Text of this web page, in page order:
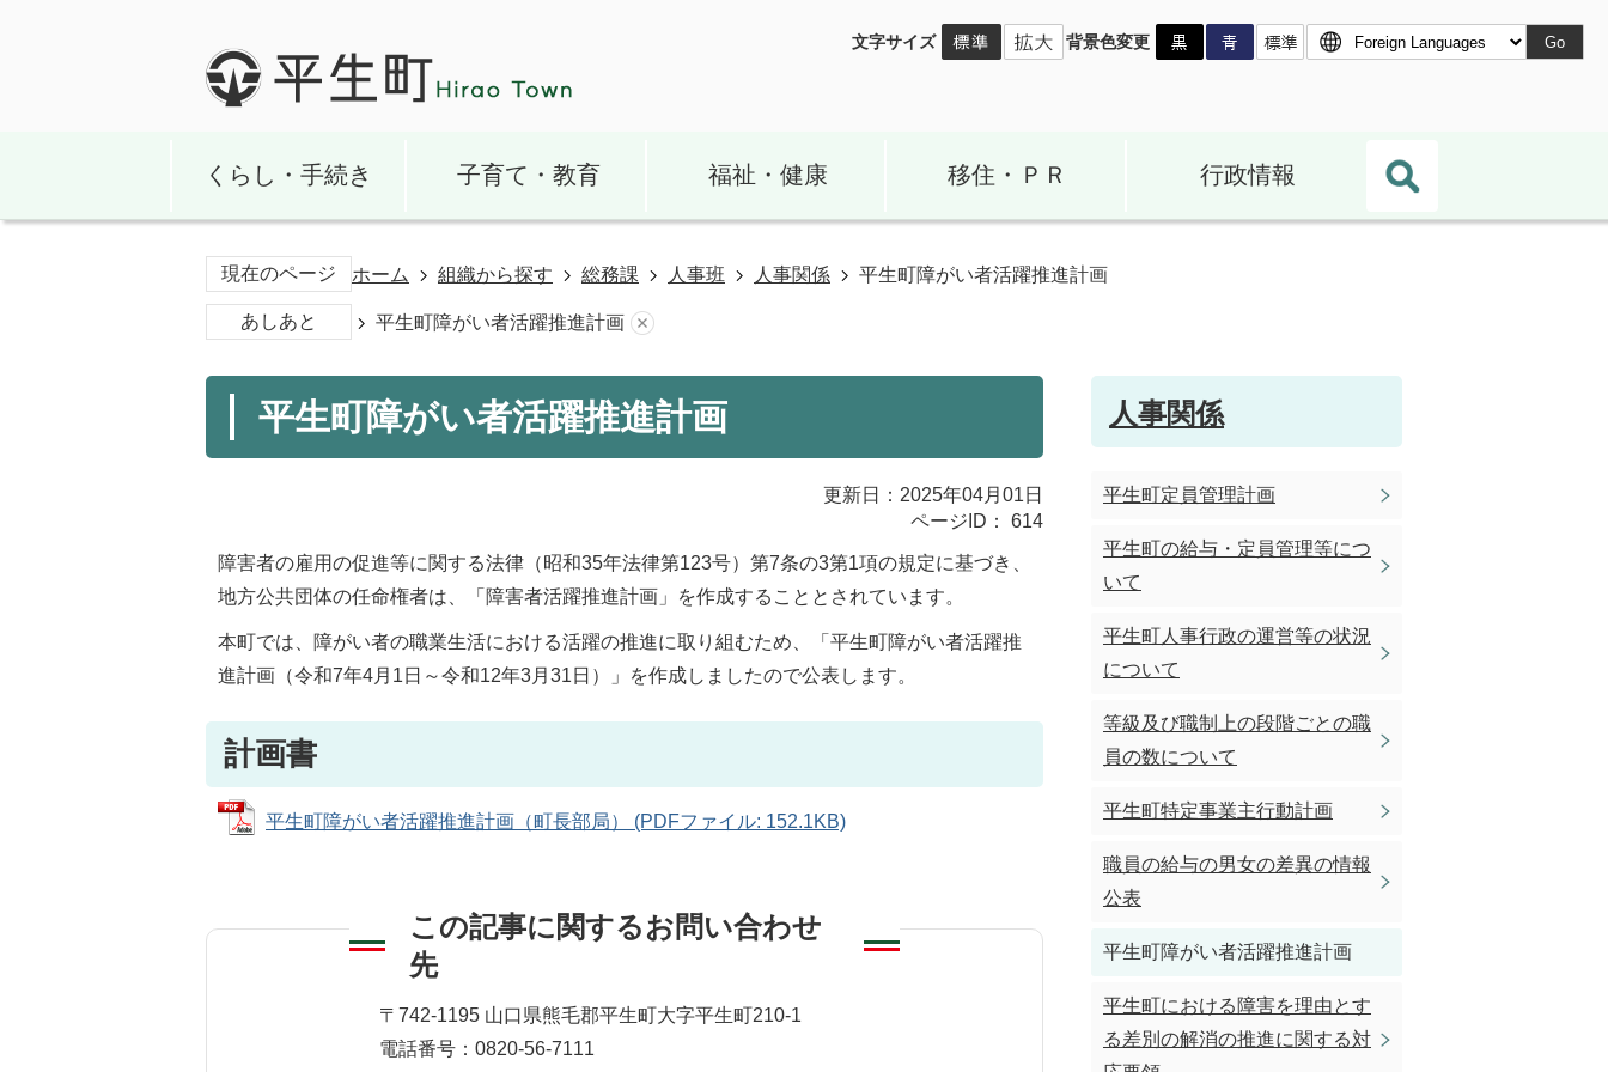
文字サイズ 背景色変更 Go
くらし・手続き 子育て・教育 福祉・健康 移住・ＰＲ 行政情報
現在のページ ホーム 組織から探す 総務課 人事班 人事関係 平生町障がい者活躍推進計画
あしあと 平生町障がい者活躍推進計画
平生町障がい者活躍推進計画
更新日：2025年04月01日
ページID：
614
障害者の雇用の促進等に関する法律（昭和35年法律第123号）第7条の3第1項の規定に基づき、
地方公共団体の任命権者は、「障害者活躍推進計画」を作成することとされています。
本町では、障がい者の職業生活における活躍の推進に取り組むため、「平生町障がい者活躍推
進計画（令和7年4月1日～令和12年3月31日）」を作成しましたので公表します。
計画書
平生町障がい者活躍推進計画（町長部局） (PDFファイル: 152.1KB)
この記事に関するお問い合わせ
先
総務課 人事班
〒742-1195 山口県熊毛郡平生町大字平生町210-1
電話番号：0820-56-7111
人事関係
平生町定員管理計画
平生町の給与・定員管理等につ
いて
平生町人事行政の運営等の状況
について
等級及び職制上の段階ごとの職
員の数について
平生町特定事業主行動計画
職員の給与の男女の差異の情報
公表
平生町障がい者活躍推進計画
平生町における障害を理由とす
る差別の解消の推進に関する対